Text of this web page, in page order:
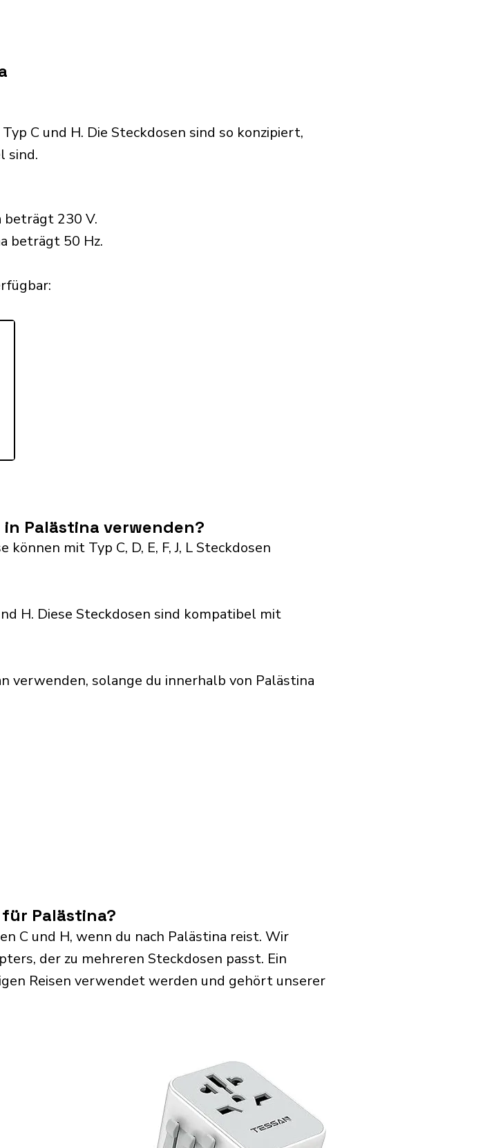
C und H. Die Steckdosen sind so konzipiert,
sind.
beträgt 230 V.
beträgt 50 Hz.
Palästina verwenden?
mit Typ C, D, E, F, J, L Steckdosen
H. Diese Steckdosen sind kompatibel mit
verwenden, solange du innerhalb von Palästina
Palästina?
C und H, wenn du nach Palästina reist. Wir
der zu mehreren Steckdosen passt. Ein
Reisen verwendet werden und gehört unserer